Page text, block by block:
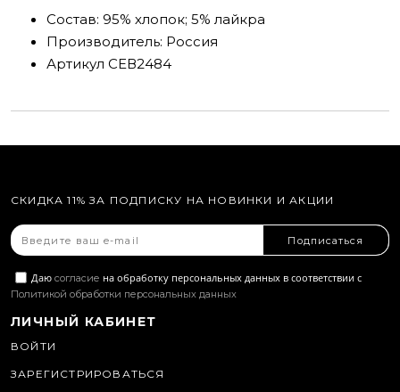
Состав: 95% хлопок; 5% лайкра
Производитель: Россия
Артикул СЕВ2484
СКИДКА 11% ЗА ПОДПИСКУ НА НОВИНКИ И АКЦИИ
Подписаться
Даю согласие на обработку персональных данных в соответствии с
Политикой обработки персональных данных
ЛИЧНЫЙ КАБИНЕТ
ВОЙТИ
ЗАРЕГИСТРИРОВАТЬСЯ